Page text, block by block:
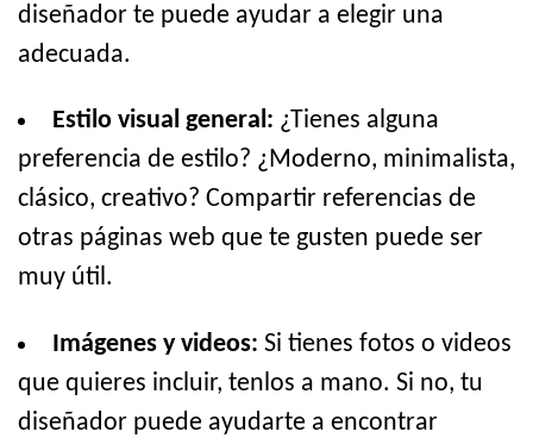
diseñador te puede ayudar a elegir una
adecuada.
Estilo visual general: ¿Tienes alguna
preferencia de estilo? ¿Moderno, minimalista,
clásico, creativo? Compartir referencias de
otras páginas web que te gusten puede ser
muy útil.
Imágenes y videos: Si tienes fotos o videos
que quieres incluir, tenlos a mano. Si no, tu
diseñador puede ayudarte a encontrar